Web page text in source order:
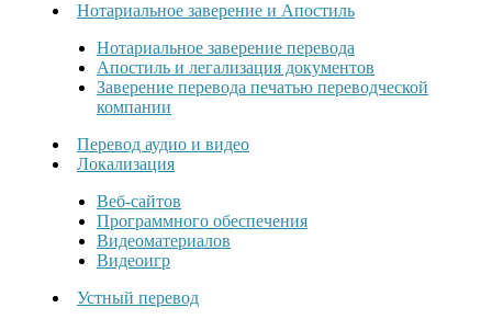
Нотариальное заверение и Апостиль
Нотариальное заверение перевода
Апостиль и легализация документов
Заверение перевода печатью переводческой
компании
Перевод аудио и видео
Локализация
Веб-сайтов
Программного обеспечения
Видеоматериалов
Видеоигр
Устный перевод